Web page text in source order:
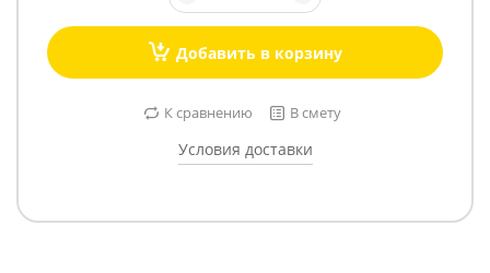
Добавить в корзину
К сравнению В смету
Условия доставки